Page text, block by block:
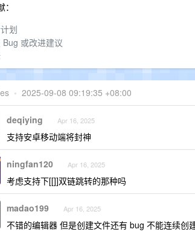
划
Bug 或改进建议
• 2025-09-08 09:19:35 +08:00
deqiying Apr 16, 2025
支持安卓移动端将封神
ningfan120 Apr 16, 2025
考虑支持下[[]]双链跳转的那种吗
madao199 Apr 16, 2025
不错的编辑器 但是创建文件还有 bug 不能连续创